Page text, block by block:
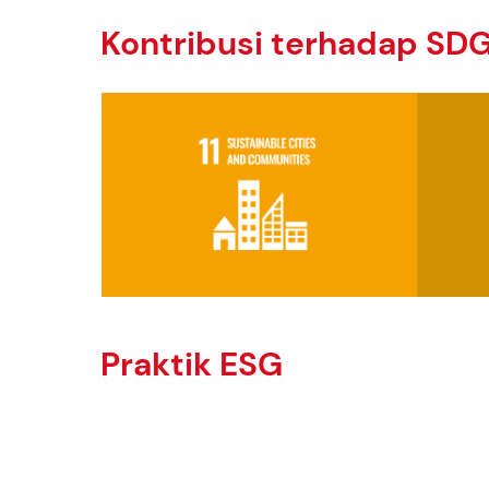
Kontribusi terhadap
Praktik ESG